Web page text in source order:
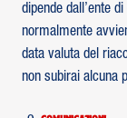
dipende dall’ente
normalmente
data valuta del
non subirai alcuna